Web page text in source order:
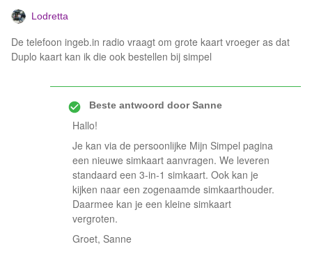
Lodretta
De telefoon ingeb.in radio vraagt om grote kaart vroeger as dat
Duplo kaart kan ik die ook bestellen bij simpel
Beste antwoord doorSanne
Hallo!
Je kan via de persoonlijke Mijn Simpel pagina
een nieuwe simkaart aanvragen. We leveren
standaard een 3-in-1 simkaart. Ook kan je
kijken naar een zogenaamde simkaarthouder.
Daarmee kan je een kleine simkaart
vergroten.
Groet, Sanne